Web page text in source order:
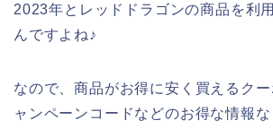
2023年とレッドドラゴンの商品を利
んですよね♪
なので、商品がお得に安く買えるク
ャンペーンコードなどのお得な情報